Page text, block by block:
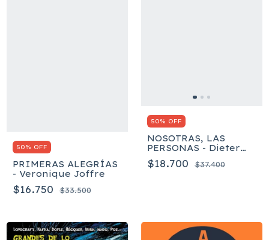
50% OFF
PRIMERAS ALEGRÍAS
- Veronique Joffre
$16.750 $33.500
50% OFF
NOSOTRAS, LAS
PERSONAS - Dieter
Böge
$18.700 $37.400